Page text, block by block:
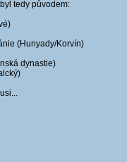
tedy původem:
(Hunyady/Korvín)
dynastie)